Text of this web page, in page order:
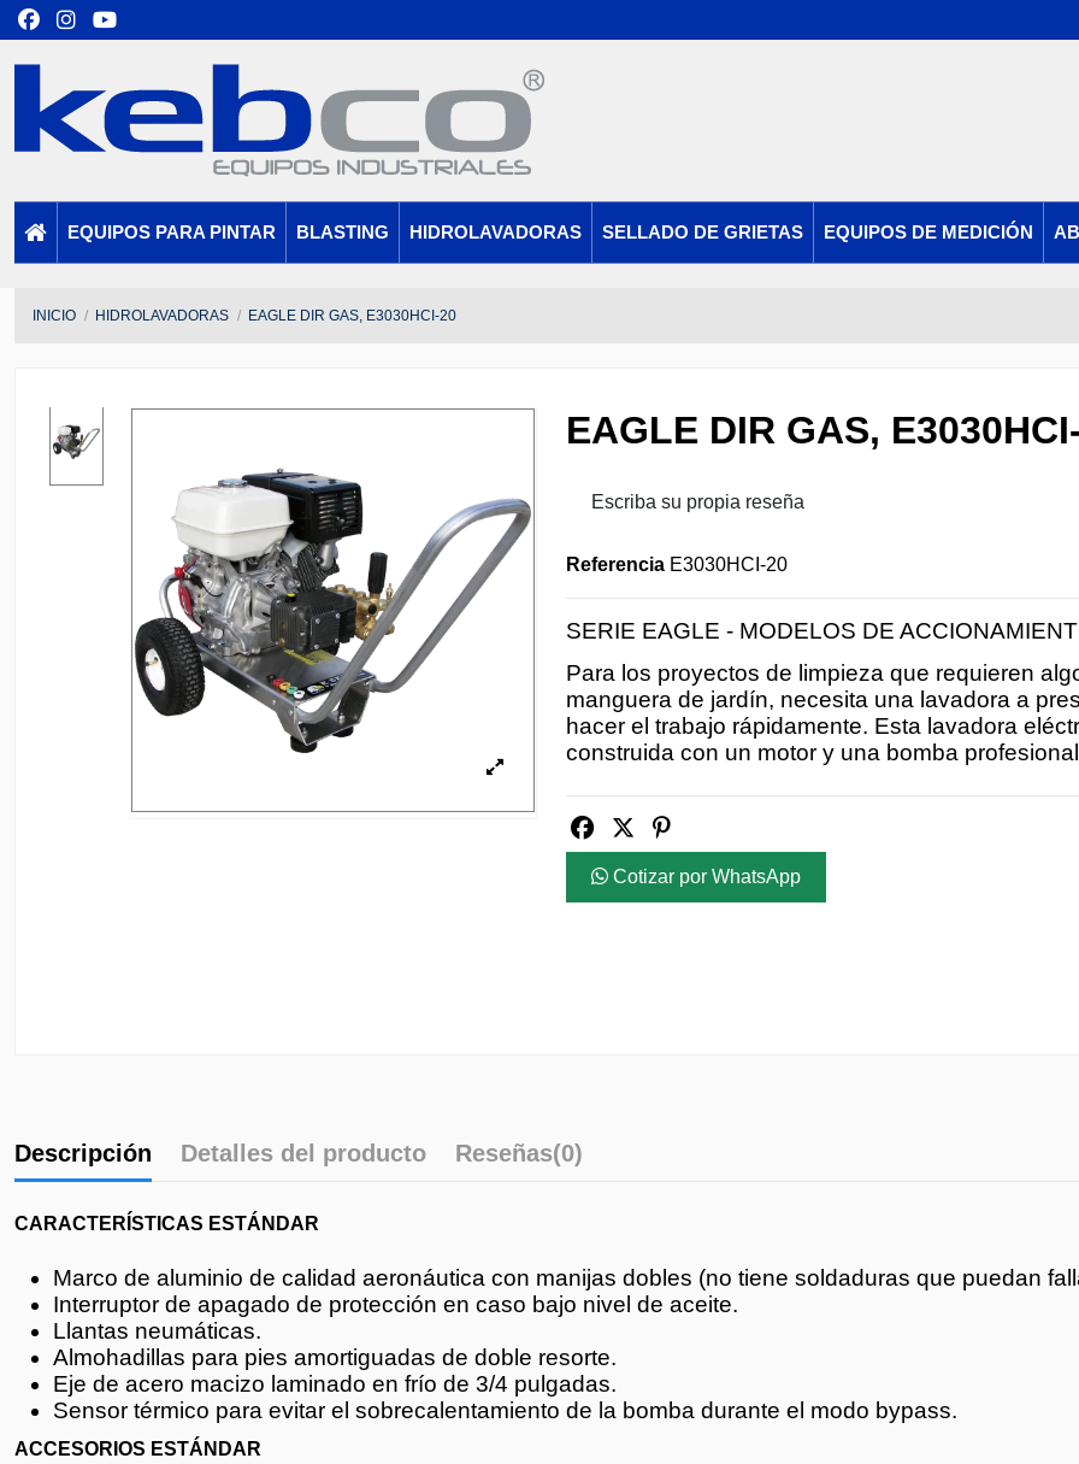
EQUIPOS PARA PINTAR BLASTING HIDROLAVADORAS SELLADO DE GRIETAS EQUIPOS DE MEDICIÓN
INICIO HIDROLAVADORAS EAGLE DIR GAS, E3030HCI-20
EAGLE DIR GAS,
Escriba su propia reseña
Referencia E3030HCI-20
SERIE EAGLE - MODELOS DE
Para los proyectos de limpieza que requieren
manguera de jardín, necesita una lavadora a
hacer el trabajo rápidamente. Esta lavadora
construida con un motor y una bomba
Cotizar por WhatsApp
Descripción Detalles del producto Reseñas(0)
CARACTERÍSTICAS ESTÁNDAR
Marco de aluminio de calidad aeronáutica con manijas dobles (no tiene soldaduras que puedan
Interruptor de apagado de protección en caso bajo nivel de aceite.
Llantas neumáticas.
Almohadillas para pies amortiguadas de doble resorte.
Eje de acero macizo laminado en frío de 3/4 pulgadas.
Sensor térmico para evitar el sobrecalentamiento de la bomba durante el modo bypass.
ACCESORIOS ESTÁNDAR